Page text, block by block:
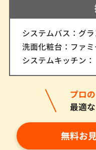
システムバス：グ
洗面化粧台：ファ
システムキッチン
プロ
最適
無料お